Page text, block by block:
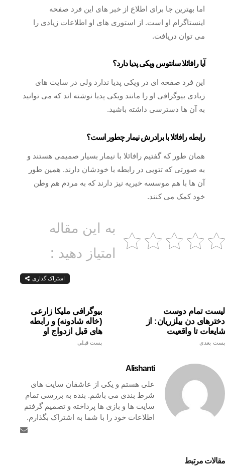
اما بهترین جا برای اطلاع از خبر های این فرد صفحه
اینستاگرام او است. از استوری های او اطلاعات زیادی را
می توان دریافت.
آیا رافائلا سانتوس ویکی پدیا دارد؟
این فرد صفحه ای در ویکی پدیا ندارد ولی در سایت های
زیادی بیوگرافی او را مانند ویکی پدیا نوشته اند که می توانید
به آن ها دسترسی داشته باشید.
رابطه رافائلا با برادرش نیمار چطور است؟
همان طور که گفتیم رافائلا با نیمار بسیار صمیمی هستند و
به صورتی که تتویی در رابطه با خودشان دارند. همین طور
آن ها با هم موسسه خیریه نیز دارند که به مردم هم وطن
خود کمک می کنند.
به این مقاله
امتیاز دهید :
اشتراک گذاری
بیوگرافی ملیکا زارعی
(خاله شادونه) و رابطه
های قبل ازدواج او
پست قبلی
لیست تمام دوست
دخترهای دن بیلزریان: از
شایعات تا واقعیت
پست بعدی
Alishanti
علی هستم و یکی از عاشقان سایت های
شرط بندی می باشم. بنده به بررسی تمام
سایت ها و بازی ها پرداخته و تصمیم گرفتم
اطلاعات خود را با شما به اشتراک بگذارم.
مقالات مرتبط